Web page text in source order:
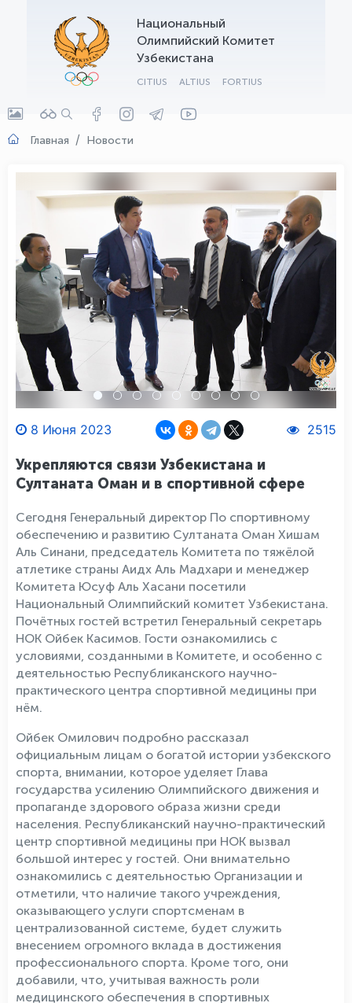
Национальный
Олимпийский Комитет
Узбекистана
CITIUS ALTIUS FORTIUS
Главная Новости
8 Июня 2023 2515
Укрепляются связи Узбекистана и
Султаната Оман и в спортивной сфере
Сегодня Генеральный директор По спортивному
обеспечению и развитию Султаната Оман Хишам
Аль Синани, председатель Комитета по тяжёлой
атлетике страны Аидх Аль Мадхари и менеджер
Комитета Юсуф Аль Хасани посетили
Национальный Олимпийский комитет Узбекистана.
Почётных гостей встретил Генеральный секретарь
НОК Ойбек Касимов. Гости ознакомились с
условиями, созданными в Комитете, и особенно с
деятельностью Республиканского научно-
практического центра спортивной медицины при
нём.
Ойбек Омилович подробно рассказал
официальным лицам о богатой истории узбекского
спорта, внимании, которое уделяет Глава
государства усилению Олимпийского движения и
пропаганде здорового образа жизни среди
населения. Республиканский научно-практический
центр спортивной медицины при НОК вызвал
большой интерес у гостей. Они внимательно
ознакомились с деятельностью Организации и
отметили, что наличие такого учреждения,
оказывающего услуги спортсменам в
централизованной системе, будет служить
внесением огромного вклада в достижения
профессионального спорта. Кроме того, они
добавили, что, учитывая важность роли
медицинского обеспечения в спортивных
OLYMPCHIK AI - yordamchi
Онлайн · olympic.uz